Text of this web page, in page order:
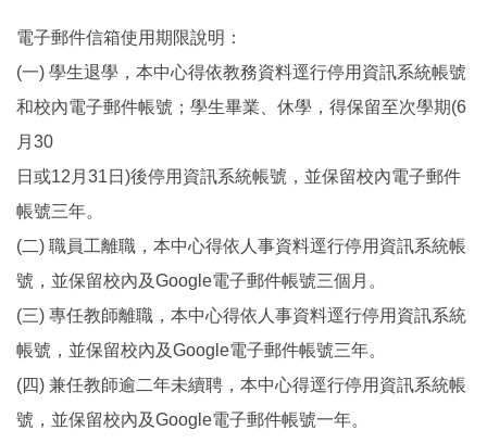
電子郵件信箱使用期限說明：
(一) 學生退學，本中心得依教務資料逕行停用資訊系統帳號
和校內電子郵件帳號；學生畢業、休學，得保留至次學期(6
月30
日或12月31日)後停用資訊系統帳號，並保留校內電子郵件
帳號三年。
(二) 職員工離職，本中心得依人事資料逕行停用資訊系統帳
號，並保留校內及Google電子郵件帳號三個月。
(三) 專任教師離職，本中心得依人事資料逕行停用資訊系統
帳號，並保留校內及Google電子郵件帳號三年。
(四) 兼任教師逾二年未續聘，本中心得逕行停用資訊系統帳
號，並保留校內及Google電子郵件帳號一年。